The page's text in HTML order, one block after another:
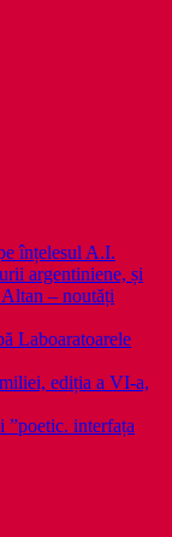
înțelesul A.I.
argentiniene, și
– noutăți
Laboaratoarele
ediția a VI-a,
”poetic. interfața